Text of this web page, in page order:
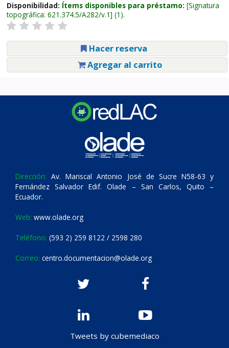
Disponibilidad: Ítems disponibles para préstamo: Signatura
topográfica: 621.374.5/A282/v.1 (1).
Hacer reserva
Agregar al carrito
Dirección: Av. Mariscal Antonio José de Sucre N58-63 y
Fernández Salvador Edif. Olade – San Carlos, Quito –
Ecuador.
Web: www.olade.org
Teléfono: (593 2) 259 8122 / 2598 280
Correo: centro.documentacion@olade.org
Tweets by cubemediaco